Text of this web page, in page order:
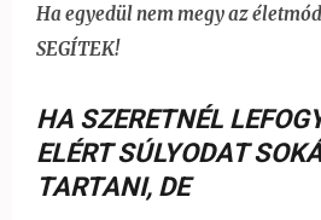
Ha egyedül nem megy az
SEGÍTEK!
HA SZERETNÉL
ELÉRT SÚLYODAT
TARTANI, DE